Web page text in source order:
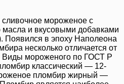
мороженое с
масла и вкусовыми добавками
Появился в эпоху Наполеона
несколько отличается от
Виды мороженого по ГОСТ Р
классический — 12-
пломбир жирный —